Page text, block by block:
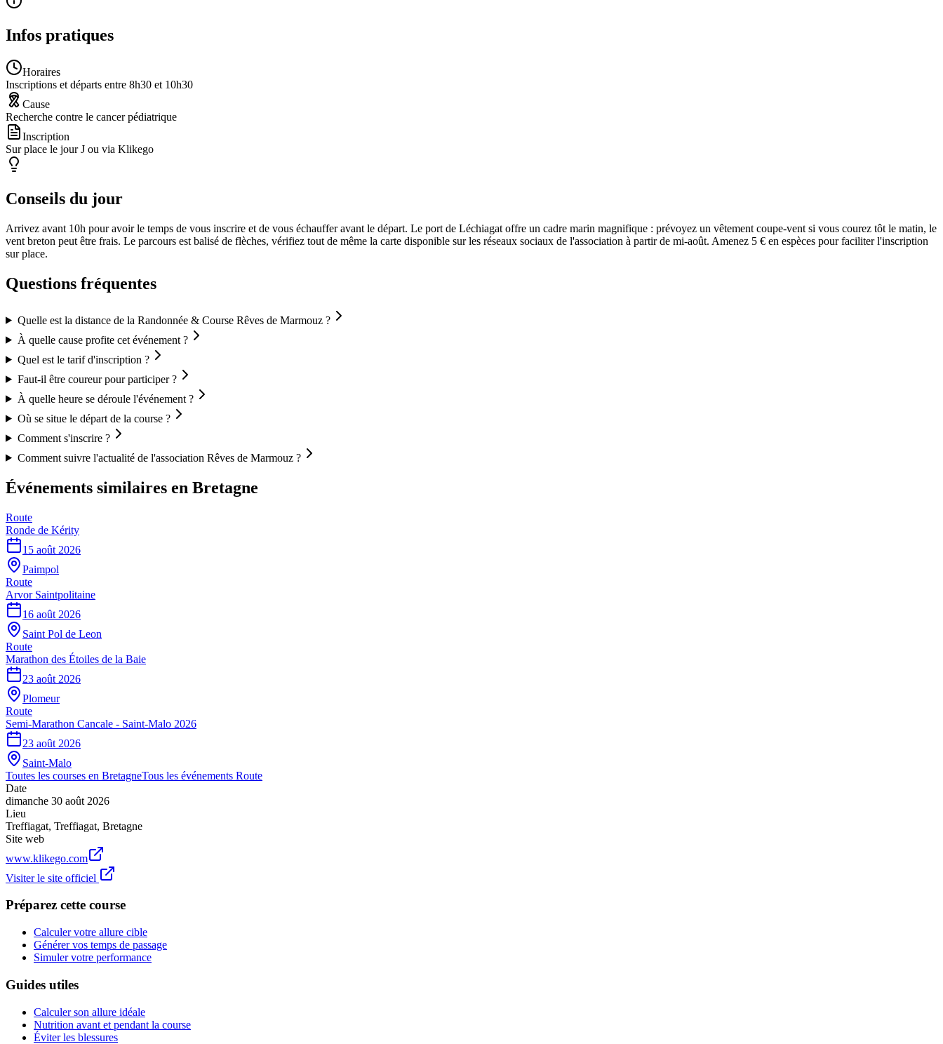
Infos pratiques
Horaires
Inscriptions et départs entre 8h30 et 10h30
Cause
Recherche contre le cancer pédiatrique
Inscription
Sur place le jour J ou via Klikego
Conseils du jour
Arrivez avant 10h pour avoir le temps de vous inscrire et de vous échauffer avant le départ. Le port de Léchiagat offre un cadre marin magnifique : prévoyez un vêtement coupe-vent si vous courez tôt le matin, le
vent breton peut être frais. Le parcours est balisé de flèches, vérifiez tout de même la carte disponible sur les réseaux sociaux de l'association à partir de mi-août. Amenez 5 € en espèces pour faciliter l'inscription
sur place.
Questions fréquentes
Quelle est la distance de la Randonnée & Course Rêves de Marmouz ?
À quelle cause profite cet événement ?
Quel est le tarif d'inscription ?
Faut-il être coureur pour participer ?
À quelle heure se déroule l'événement ?
Où se situe le départ de la course ?
Comment s'inscrire ?
Comment suivre l'actualité de l'association Rêves de Marmouz ?
Événements similaires en Bretagne
Route
Ronde de Kérity
15 août 2026
Paimpol
Route
Arvor Saintpolitaine
16 août 2026
Saint Pol de Leon
Route
Marathon des Étoiles de la Baie
23 août 2026
Plomeur
Route
Semi-Marathon Cancale - Saint-Malo 2026
23 août 2026
Saint-Malo
Toutes les courses en BretagneTous les événements Route
Date
dimanche 30 août 2026
Lieu
Treffiagat, Treffiagat, Bretagne
Site web
www.klikego.com
Visiter le site officiel
Préparez cette course
Calculer votre allure cible
Générer vos temps de passage
Simuler votre performance
Guides utiles
Calculer son allure idéale
Nutrition avant et pendant la course
Éviter les blessures